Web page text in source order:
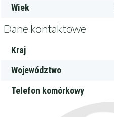
Wiek
Dane kontaktowe
Kraj
Województwo
Telefon komórkowy